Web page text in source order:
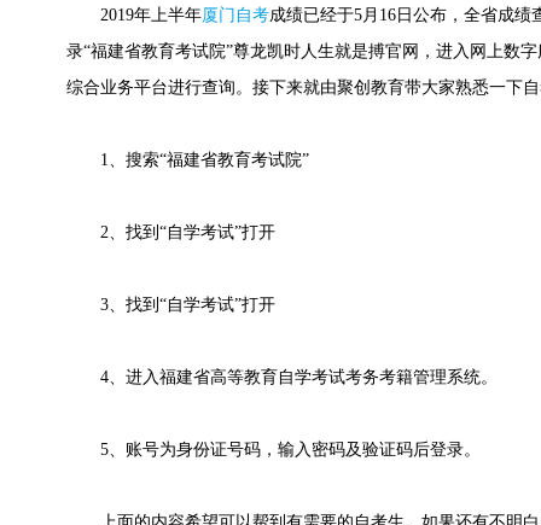
2019年上半年厦门自考成绩已经于5月16日公布，全省成
录“福建省教育考试院”尊龙凯时人生就是搏官网，进入网上数
综合业务平台进行查询。接下来就由聚创教育带大家熟悉一下
1、搜索“福建省教育考试院”
2、找到“自学考试”打开
3、找到“自学考试”打开
4、进入福建省高等教育自学考试考务考籍管理系统。
5、账号为身份证号码，输入密码及验证码后登录。